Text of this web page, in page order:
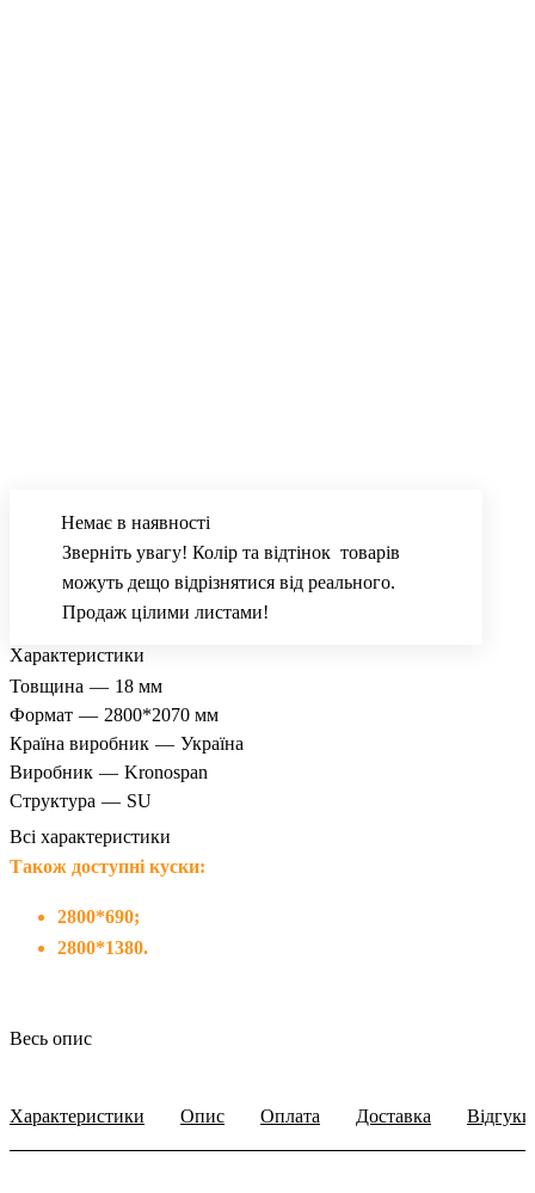
Немає в наявності
Зверніть увагу! Колір та відтінок товарів
можуть дещо відрізнятися від реального.
Продаж цілими листами!
Характеристики
Товщина — 18 мм
Формат — 2800*2070 мм
Країна виробник — Україна
Виробник — Kronospan
Структура — SU
Всі характеристики
Також доступні куски:
2800*690;
2800*1380.
Весь опис
Характеристики Опис Оплата Доставка Відгуки